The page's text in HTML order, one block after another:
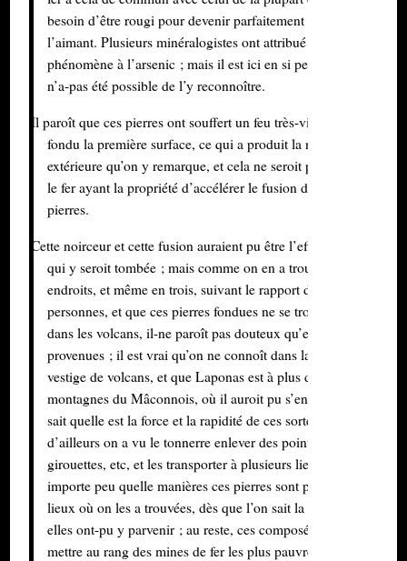
besoin d’être rougi pour devenir parfaitement attirable par
l’aimant. Plusieurs minéralogistes ont attribué la cause de ce
phénomène à l’arsenic ; mais il est ici en si petite quantité, qu’il
n’a-pas été possible de l’y reconnoître.
Il paroît que ces pierres ont souffert un feu très-violent, et qui en a
fondu la première surface, ce qui a produit la noirceur
extérieure qu’on y remarque, et cela ne seroit point surprenant,
le fer ayant la propriété d’accélérer le fusion des terres et des
pierres.
Cette noirceur et cette fusion auraient pu être l’effet de la foudre
qui y seroit tombée ; mais comme on en a trouvé en deux
endroits, et même en trois, suivant le rapport de quelques
personnes, et que ces pierres fondues ne se trouvent jamais que
dans les volcans, il-ne paroît pas douteux qu’elles n’en soient
provenues ; il est vrai qu’on ne connoît dans la Bresse aucun
vestige de volcans, et que Laponas est à plus de trois lieues des
montagnes du Mâconnois, où il auroit pu s’en former ; mais on
sait quelle est la force et la rapidité de ces sortes d’explosions ;
d’ailleurs on a vu le tonnerre enlever des pointes de clocher,
girouettes, etc, et les transporter à plusieurs lieues ; ainsi, il
importe peu quelle manières ces pierres sont parvenues dans
lieux où on les a trouvées, dès que l’on sait la manière dont
elles ont-pu y parvenir ; au reste, ces composés, que l’on peut
mettre au rang des mines de fer les plus pauvres, se trouvent